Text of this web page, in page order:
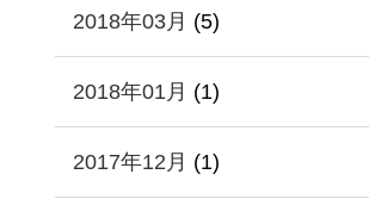
2018年03月 (5)
2018年01月 (1)
2017年12月 (1)